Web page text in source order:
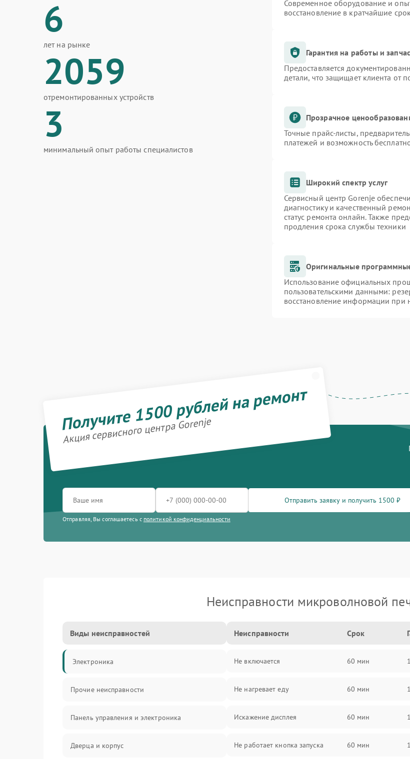
6
лет на рынке
2059
отремонтированных устройств
3
минимальный опыт работы специалистов
Современное оборудование и
восстановление в кратчайшие
Гарантия на работы и
Предоставляется
детали, что защищает клиента от
Прозрачное
Точные прайс-листы,
платежей и возможность
Широкий спектр услуг
Сервисный центр Gorenje
диагностику и качественный
статус ремонта онлайн. Также
продления срока службы техники
Оригинальные
Использование официальных
пользовательскими данными:
восстановление информации при
Получите 1500 рублей на ремонт
Акция сервисного центра Gorenje
Отправить заявку и получить 1500 ₽
Отправляя, Вы соглашаетесь с политикой конфиденциальности
Неисправности микроволновой
Виды неисправностей
Электроника
Прочие неисправности
Панель управления и электроника
Дверца и корпус
Неисправности Срок
Не включается 60 мин
Не нагревает еду 60 мин
Искажение дисплея 60 мин
Не работает кнопка запуска 60 мин